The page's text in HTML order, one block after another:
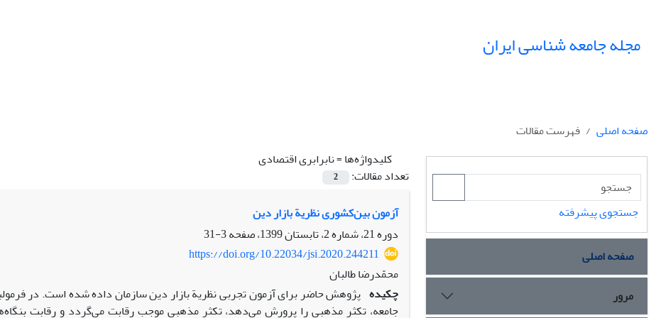
مجله جامعه شناسی ایران
صفحه اصلی
فهرست مقالات
کلیدواژه‌ها =نابرابری اقتصادی
تعداد مقالات:
2
آزمون بین‌کشوری نظریة بازار دین
دوره 21، شماره 2، تابستان 1399، صفحه
3-31
https://doi.org/10.22034/jsi.2020.244211
محمّدرضا طالبان
چکیده پژوهش حاضر برای آزمون تجربی نظریة بازار دین سازمان داده شده است. در
جامعه، تکثر مذهبی را پرورش می‌دهد، تکثر مذهبی موجب رقابت می‌گردد و رقابت
جستجوی پیشرفته
صفحه اصلی
مرور